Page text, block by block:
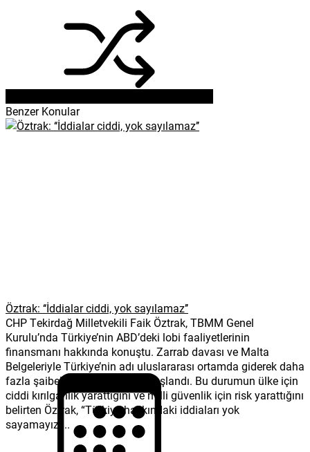
Benzer Konular
Öztrak: ‘‘İddialar ciddi, yok sayılamaz’’
CHP Tekirdağ Milletvekili Faik Öztrak, TBMM Genel
Kurulu’nda Türkiye’nin ABD’deki lobi faaliyetlerinin
finansmanı hakkında konuştu. Zarrab davası ve Malta
Belgeleriyle Türkiye’nin adı uluslararası ortamda giderek daha
fazla şaibeli işlerle anılmaya başlandı. Bu durumun ülke için
ciddi kırılganlık yarattığını ve milli güvenlik için risk yarattığını
belirten Öztrak, “Türkiye hakkındaki iddiaları yok
sayamayız....